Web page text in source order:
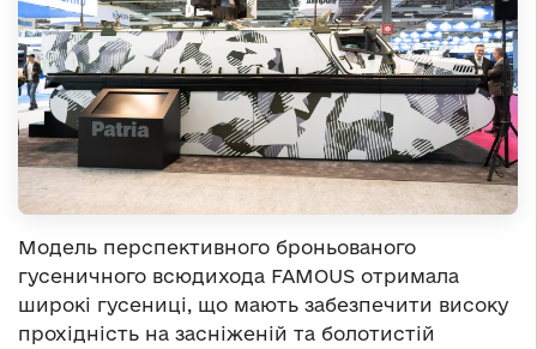
Модель перспективного броньованого
гусеничного всюдихода FAMOUS отримала
широкі гусениці, що мають забезпечити високу
прохідність на засніженій та болотистій